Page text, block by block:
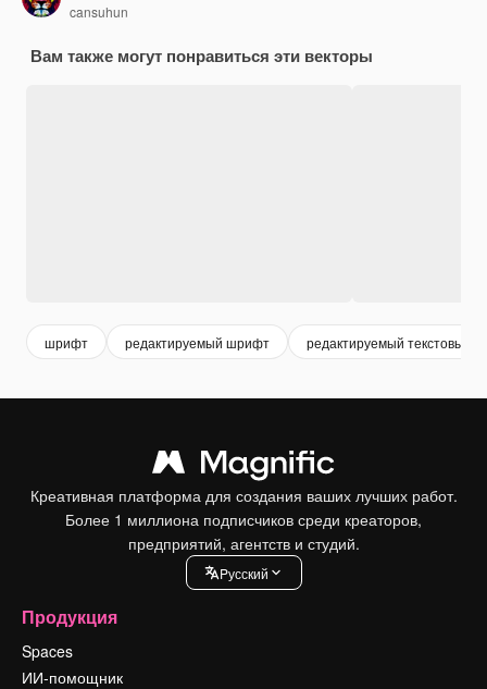
cansuhun
Вам также могут понравиться эти векторы
шрифт редактируемый шрифт редактируемый текстовый
Креативная платформа для создания ваших лучших работ.
Более 1 миллиона подписчиков среди креаторов,
предприятий, агентств и студий.
Pусский
Продукция
Spaces
ИИ-помощник